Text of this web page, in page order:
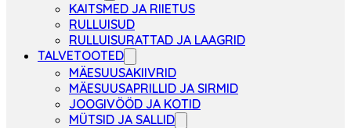
KAITSMED JA RIIETUS
RULLUISUD
RULLUISURATTAD JA LAAGRID
TALVETOOTED
MÄESUUSAKIIVRID
MÄESUUSAPRILLID JA SIRMID
JOOGIVÖÖD JA KOTID
MÜTSID JA SALLID